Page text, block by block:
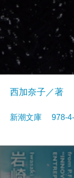
西加奈子／著
新潮文庫 978-